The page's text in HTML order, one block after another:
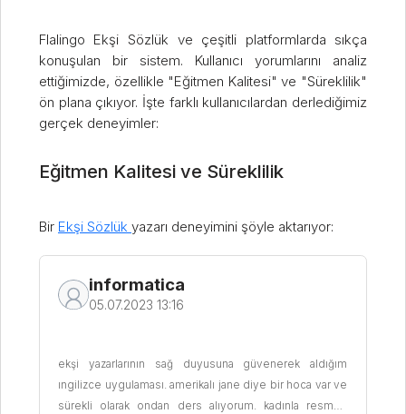
Flalingo Ekşi Sözlük ve çeşitli platformlarda sıkça
konuşulan bir sistem. Kullanıcı yorumlarını analiz
ettiğimizde, özellikle "Eğitmen Kalitesi" ve "Süreklilik"
ön plana çıkıyor. İşte farklı kullanıcılardan derlediğimiz
gerçek deneyimler:
Eğitmen Kalitesi ve Süreklilik
Bir Ekşi Sözlük yazarı deneyimini şöyle aktarıyor:
informatica
05.07.2023 13:16
ekşi yazarlarının sağ duyusuna güvenerek aldığım
ıngilizce uygulaması. amerikalı jane diye bir hoca var ve
sürekli olarak ondan ders alıyorum. kadınla resmen